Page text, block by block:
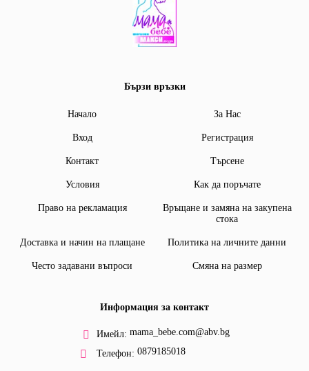
Бързи връзки
Начало За Нас
Вход Регистрация
Контакт Търсене
Условия Как да поръчате
Право на рекламация
Връщане и замяна на закупена
стока
Доставка и начин на плащане Политика на личните данни
Често задавани въпроси Смяна на размер
Информация за контакт
Имейл: mama_bebe.com@abv.bg
Телефон: 0879185018